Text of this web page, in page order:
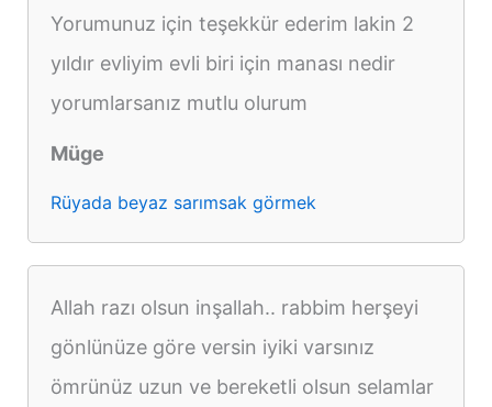
Yorumunuz için teşekkür ederim lakin 2
yıldır evliyim evli biri için manası nedir
yorumlarsanız mutlu olurum
Müge
Rüyada beyaz sarımsak görmek
Allah razı olsun inşallah.. rabbim herşeyi
gönlünüze göre versin iyiki varsınız
ömrünüz uzun ve bereketli olsun selamlar